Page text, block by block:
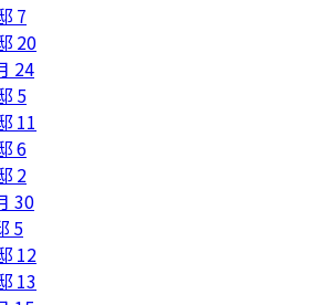
7
20
24
5
11
6
2
30
5
12
13